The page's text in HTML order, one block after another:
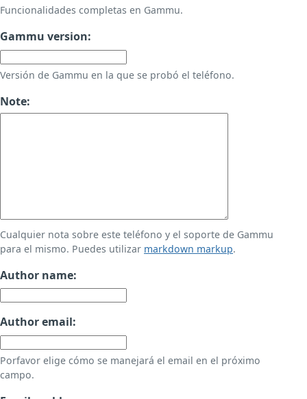
Funcionalidades completas en Gammu.
Gammu version:
Versión de Gammu en la que se probó el teléfono.
Note:
Cualquier nota sobre este teléfono y el soporte de Gammu
para el mismo. Puedes utilizar markdown markup.
Author name:
Author email:
Porfavor elige cómo se manejará el email en el próximo
campo.